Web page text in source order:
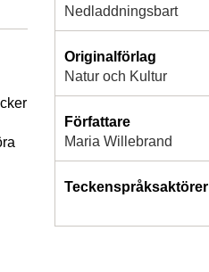
Nedladdningsbart
Originalförlag
Natur och Kultur
Författare
Maria Willebrand
Teckenspråksaktörer